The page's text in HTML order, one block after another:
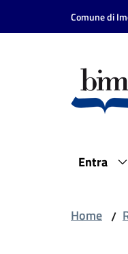
Vai al contenuto
Vai alla navigazione
Comune di
Entra
Home /